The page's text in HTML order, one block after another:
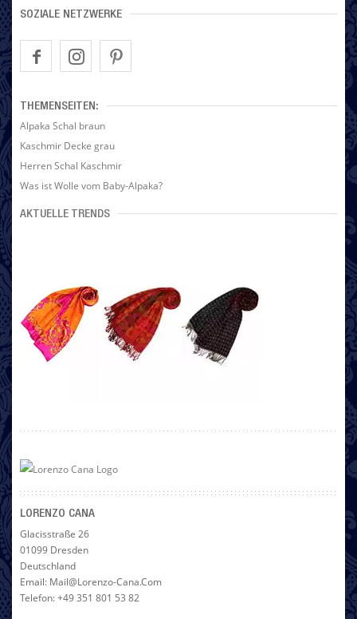
SOZIALE NETZWERKE
THEMENSEITEN:
Alpaka Schal braun
Kaschmir Decke grau
Herren Schal Kaschmir
Was ist Wolle vom Baby-Alpaka?
AKTUELLE TRENDS
LORENZO CANA
Glacisstraße 26
01099 Dresden
Deutschland
Email: Mail@lorenzo-Cana.com
Telefon: +49 351 801 53 82